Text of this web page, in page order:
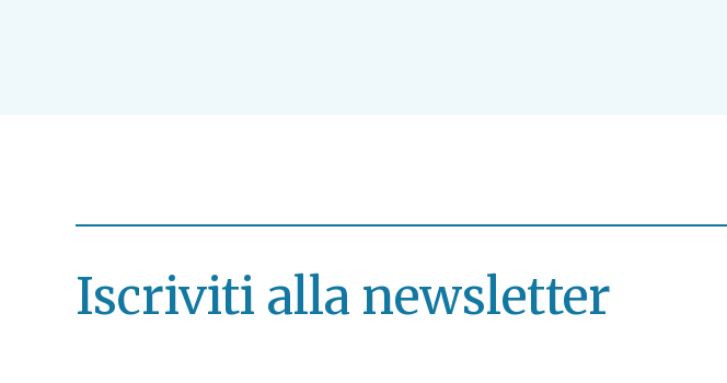
Iscriviti alla newsletter